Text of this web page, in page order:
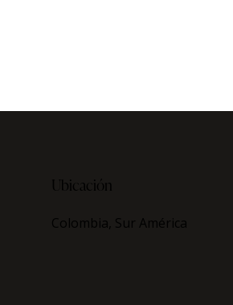
Ubicación
Colombia, Sur América